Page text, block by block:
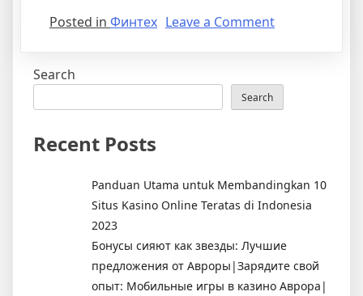
Posted in Финтех Leave a Commenton
Search
Search
Recent Posts
Panduan Utama untuk Membandingkan 10
Situs Kasino Online Teratas di Indonesia
2023
Бонусы сияют как звезды: Лучшие
предложения от Авроры|Зарядите свой
опыт: Мобильные игры в казино Аврора|